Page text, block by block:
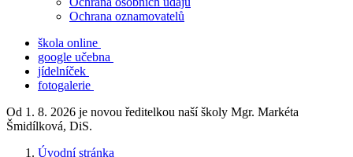
Ochrana oznamovatelů
škola online
google učebna
jídelníček
fotogalerie
Od 1. 8. 2026 je novou ředitelkou naší školy Mgr. Markéta
Šmidílková, DiS.
Úvodní stránka